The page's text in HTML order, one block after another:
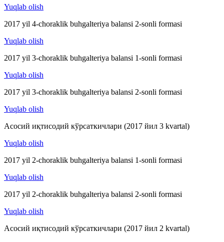
Yuqlab olish
2017 yil 4-choraklik buhgalteriya balansi 2-sonli formasi
Yuqlab olish
2017 yil 3-choraklik buhgalteriya balansi 1-sonli formasi
Yuqlab olish
2017 yil 3-choraklik buhgalteriya balansi 2-sonli formasi
Yuqlab olish
Асосий иқтисодий кўрсаткичлари (2017 йил 3 kvartal)
Yuqlab olish
2017 yil 2-choraklik buhgalteriya balansi 1-sonli formasi
Yuqlab olish
2017 yil 2-choraklik buhgalteriya balansi 2-sonli formasi
Yuqlab olish
Асосий иқтисодий кўрсаткичлари (2017 йил 2 kvartal)